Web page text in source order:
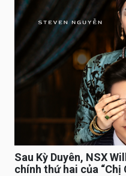
Sau Kỳ Duyên, NSX
chính thứ hai của “Chị